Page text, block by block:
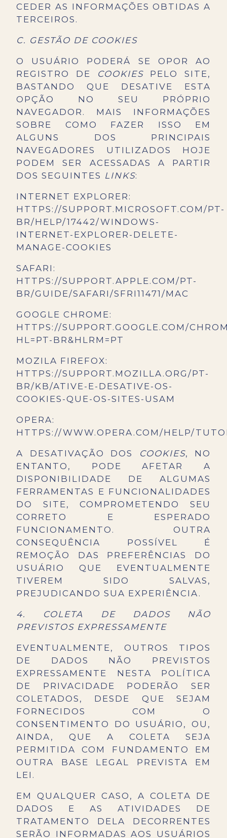
CEDER AS INFORMAÇÕES OBTIDAS A
TERCEIROS.
C. GESTÃO DE COOKIES
O USUÁRIO PODERÁ SE OPOR AO
REGISTRO DE COOKIES PELO SITE,
BASTANDO QUE DESATIVE ESTA
OPÇÃO NO SEU PRÓPRIO
NAVEGADOR. MAIS INFORMAÇÕES
SOBRE COMO FAZER ISSO EM
ALGUNS DOS PRINCIPAIS
NAVEGADORES UTILIZADOS HOJE
PODEM SER ACESSADAS A PARTIR
DOS SEGUINTES LINKS:
INTERNET EXPLORER:
HTTPS://SUPPORT.MICROSOFT.COM/PT-
BR/HELP/17442/WINDOWS-
INTERNET-EXPLORER-DELETE-
MANAGE-COOKIES
SAFARI:
HTTPS://SUPPORT.APPLE.COM/PT-
BR/GUIDE/SAFARI/SFRI11471/MAC
GOOGLE CHROME:
HTTPS://SUPPORT.GOOGLE.COM/
HL=PT-BR&HLRM=PT
MOZILA FIREFOX:
HTTPS://SUPPORT.MOZILLA.ORG/PT-
BR/KB/ATIVE-E-DESATIVE-OS-
COOKIES-QUE-OS-SITES-USAM
OPERA:
HTTPS://WWW.OPERA.COM/HELP/
A DESATIVAÇÃO DOS COOKIES, NO
ENTANTO, PODE AFETAR A
DISPONIBILIDADE DE ALGUMAS
FERRAMENTAS E FUNCIONALIDADES
DO SITE, COMPROMETENDO SEU
CORRETO E ESPERADO
FUNCIONAMENTO. OUTRA
CONSEQUÊNCIA POSSÍVEL É
REMOÇÃO DAS PREFERÊNCIAS DO
USUÁRIO QUE EVENTUALMENTE
TIVEREM SIDO SALVAS,
PREJUDICANDO SUA EXPERIÊNCIA.
4. COLETA DE DADOS NÃO
PREVISTOS EXPRESSAMENTE
EVENTUALMENTE, OUTROS TIPOS
DE DADOS NÃO PREVISTOS
EXPRESSAMENTE NESTA POLÍTICA
DE PRIVACIDADE PODERÃO SER
COLETADOS, DESDE QUE SEJAM
FORNECIDOS COM O
CONSENTIMENTO DO USUÁRIO, OU,
AINDA, QUE A COLETA SEJA
PERMITIDA COM FUNDAMENTO EM
OUTRA BASE LEGAL PREVISTA EM
LEI.
EM QUALQUER CASO, A COLETA DE
DADOS E AS ATIVIDADES DE
TRATAMENTO DELA DECORRENTES
SERÃO INFORMADAS AOS USUÁRIOS